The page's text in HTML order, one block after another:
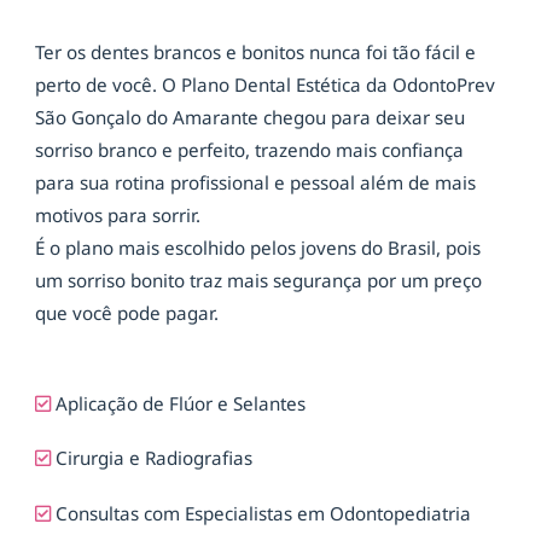
Ter os dentes brancos e bonitos nunca foi tão fácil e
perto de você. O Plano Dental Estética da OdontoPrev
São Gonçalo do Amarante chegou para deixar seu
sorriso branco e perfeito, trazendo mais confiança
para sua rotina profissional e pessoal além de mais
motivos para sorrir.
É o plano mais escolhido pelos jovens do Brasil, pois
um sorriso bonito traz mais segurança por um preço
que você pode pagar.
Aplicação de Flúor e Selantes
Cirurgia e Radiografias
Consultas com Especialistas em Odontopediatria